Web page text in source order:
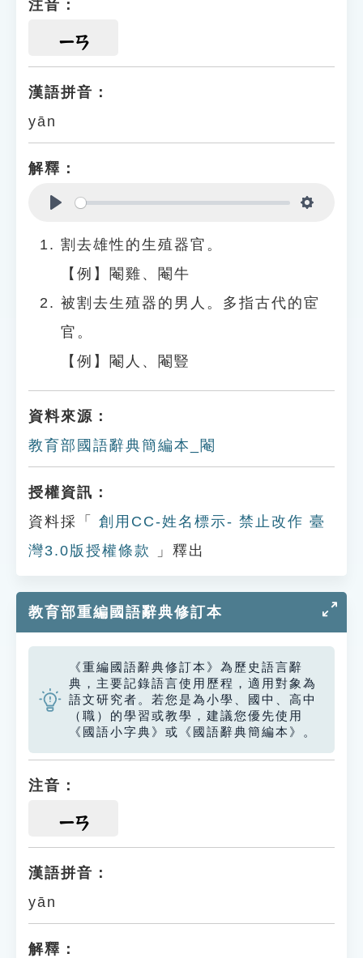
注音：
ㄧㄢ
漢語拼音：
yān
解釋：
割去雄性的生殖器官。
【例】閹雞、閹牛
被割去生殖器的男人。多指古代的宦
官。
【例】閹人、閹豎
資料來源：
教育部國語辭典簡編本_閹
授權資訊：
資料採「
創用CC-姓名標示- 禁止改作 臺
灣3.0版授權條款
」釋出
教育部重編國語辭典修訂本
《重編國語辭典修訂本》為歷史語言辭
典，主要記錄語言使用歷程，適用對象為
語文研究者。若您是為小學、國中、高中
（職）的學習或教學，建議您優先使用
《國語小字典》或《國語辭典簡編本》。
注音：
ㄧㄢ
漢語拼音：
yān
解釋：